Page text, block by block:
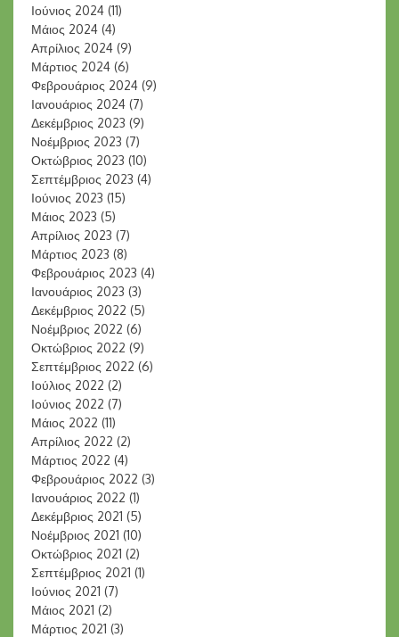
Ιούνιος 2024 (11)
Μάιος 2024 (4)
Απρίλιος 2024 (9)
Μάρτιος 2024 (6)
Φεβρουάριος 2024 (9)
Ιανουάριος 2024 (7)
Δεκέμβριος 2023 (9)
Νοέμβριος 2023 (7)
Οκτώβριος 2023 (10)
Σεπτέμβριος 2023 (4)
Ιούνιος 2023 (15)
Μάιος 2023 (5)
Απρίλιος 2023 (7)
Μάρτιος 2023 (8)
Φεβρουάριος 2023 (4)
Ιανουάριος 2023 (3)
Δεκέμβριος 2022 (5)
Νοέμβριος 2022 (6)
Οκτώβριος 2022 (9)
Σεπτέμβριος 2022 (6)
Ιούλιος 2022 (2)
Ιούνιος 2022 (7)
Μάιος 2022 (11)
Απρίλιος 2022 (2)
Μάρτιος 2022 (4)
Φεβρουάριος 2022 (3)
Ιανουάριος 2022 (1)
Δεκέμβριος 2021 (5)
Νοέμβριος 2021 (10)
Οκτώβριος 2021 (2)
Σεπτέμβριος 2021 (1)
Ιούνιος 2021 (7)
Μάιος 2021 (2)
Μάρτιος 2021 (3)